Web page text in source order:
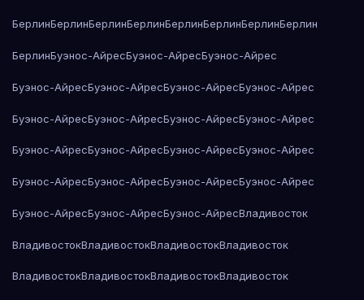
БерлинБерлинБерлинБерлинБерлинБерлинБерлинБерлин
БерлинБуэнос-АйресБуэнос-АйресБуэнос-Айрес
Буэнос-АйресБуэнос-АйресБуэнос-АйресБуэнос-Айрес
Буэнос-АйресБуэнос-АйресБуэнос-АйресБуэнос-Айрес
Буэнос-АйресБуэнос-АйресБуэнос-АйресБуэнос-Айрес
Буэнос-АйресБуэнос-АйресБуэнос-АйресБуэнос-Айрес
Буэнос-АйресБуэнос-АйресБуэнос-АйресВладивосток
ВладивостокВладивостокВладивостокВладивосток
ВладивостокВладивостокВладивостокВладивосток